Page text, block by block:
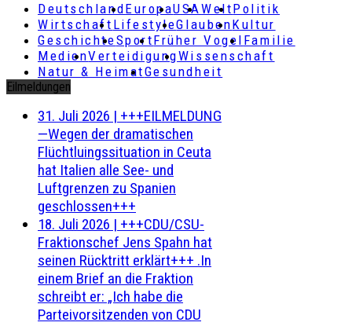
DeutschlandEuropaUSAWeltPolitik
Wirtschaft LifestyleGlaubenKultur
GeschichteSportFrüher Vogel Familie
MedienVerteidigungWissenschaft
Natur & HeimatGesundheit
Eilmeldungen
31. Juli 2026 | +++EILMELDUNG
—Wegen der dramatischen
Flüchtluingssituation in Ceuta
hat Italien alle See- und
Luftgrenzen zu Spanien
geschlossen+++
18. Juli 2026 | +++CDU/CSU-
Fraktionschef Jens Spahn hat
seinen Rücktritt erklärt+++ .In
einem Brief an die Fraktion
schreibt er: „Ich habe die
Parteivorsitzenden von CDU